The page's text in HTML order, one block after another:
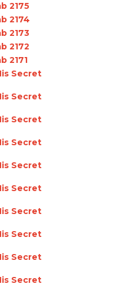
2175
2174
2173
2172
2171
Secret
Secret
Secret
Secret
Secret
Secret
Secret
Secret
Secret
Secret